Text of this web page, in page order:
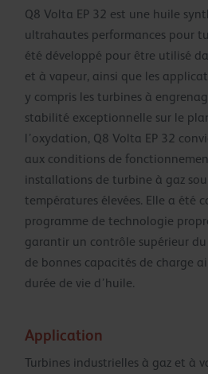
Q8 Volta EP 32 est une huile
ultrahautes performances pour
été développé pour être utilisé
et à vapeur, ainsi que les
y compris les turbines à
stabilité exceptionnelle sur le
l’oxydation, Q8 Volta EP 32
aux conditions de
installations de turbine à gaz
températures élevées. Elle a été
programme de technologie
garantir un contrôle supérieur du
de bonnes capacités de charge
durée de vie d’huile.
Application
Turbines industrielles à gaz et à